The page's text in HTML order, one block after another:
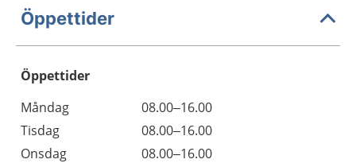
Öppettider
Öppettider
Dag
Öppettider
Kommentarer
Måndag
08.00–16.00
Tisdag
08.00–16.00
Onsdag
08.00–16.00